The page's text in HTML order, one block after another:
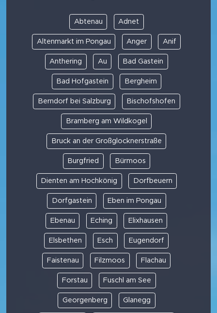
Abtenau Adnet
Altenmarkt im Pongau Anger Anif
Anthering Au Bad Gastein
Bad Hofgastein Bergheim
Berndorf bei Salzburg Bischofshofen
Bramberg am Wildkogel
Bruck an der Großglocknerstraße
Burgfried Bürmoos
Dienten am Hochkönig Dorfbeuern
Dorfgastein Eben im Pongau
Ebenau Eching Elixhausen
Elsbethen Esch Eugendorf
Faistenau Filzmoos Flachau
Forstau Fuschl am See
Georgenberg Glanegg